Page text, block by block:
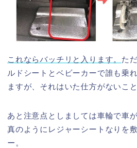
これならバッチリと入ります。 た
ルドシートとベビーカーで誰も乗
ますが、それはいた仕方がないこと
あと注意点としましては車輪で車
真のようにレジャーシートなりを
ー。